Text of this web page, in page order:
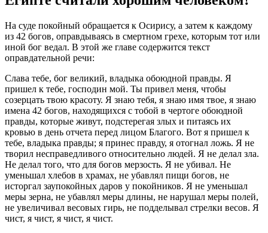
На суде покойный обращается к Осирису, а затем к каждому
из 42 богов, оправдываясь в смертном грехе, которым тот или
иной бог ведал. В этой же главе содержится текст
оправдательной речи:
Слава тебе, бог великий, владыка обоюдной правды. Я
пришел к тебе, господин мой. Ты привел меня, чтобы
созерцать твою красоту. Я знаю тебя, я знаю имя твое, я знаю
имена 42 богов, находящихся с тобой в чертоге обоюдной
правды, которые живут, подстерегая злых и питаясь их
кровью в день отчета перед лицом Благого. Вот я пришел к
тебе, владыка правды; я принес правду, я отогнал ложь. Я не
творил несправедливого относительно людей. Я не делал зла.
Не делал того, что для богов мерзость. Я не убивал. Не
уменьшал хлебов в храмах, не убавлял пищи богов, не
исторгал заупокойных даров у покойников. Я не уменьшал
меры зерна, не убавлял меры длины, не нарушал меры полей,
не увеличивал весовых гирь, не подделывал стрелки весов. Я
чист, я чист, я чист, я чист.